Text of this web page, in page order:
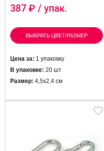
387 ₽ / упак.
ВЫБРАТЬ ЦВЕТ/РАЗМЕР
Цена за: 1 упаковку
В упаковке: 20 шт
Размер: 4,5х2,4 см